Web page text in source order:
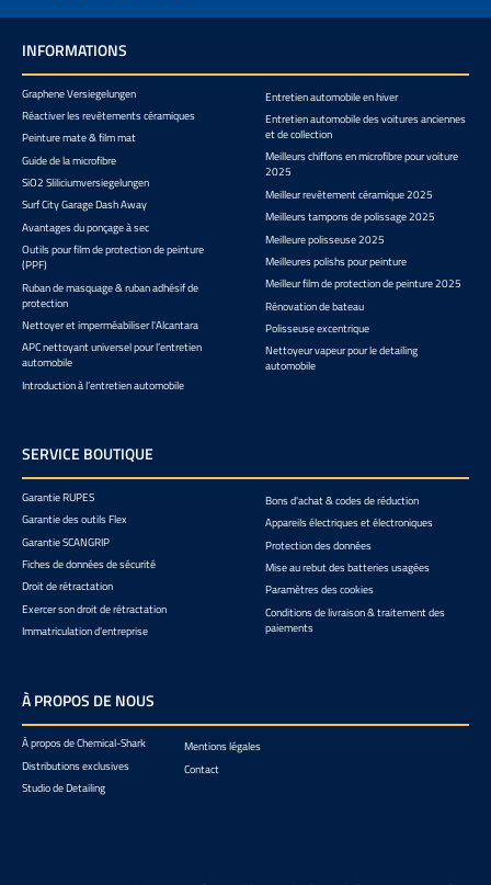
INFORMATIONS
Graphene Versiegelungen
Réactiver les revêtements céramiques
Peinture mate & film mat
Guide de la microfibre
SiO2 Sliliciumversiegelungen
Surf City Garage Dash Away
Avantages du ponçage à sec
Outils pour film de protection de peinture
(PPF)
Ruban de masquage & ruban adhésif de
protection
Nettoyer et imperméabiliser l'Alcantara
APC nettoyant universel pour l’entretien
automobile
Introduction à l’entretien automobile
Entretien automobile en hiver
Entretien automobile des voitures anciennes
et de collection
Meilleurs chiffons en microfibre pour voiture
2025
Meilleur revêtement céramique 2025
Meilleurs tampons de polissage 2025
Meilleure polisseuse 2025
Meilleures polishs pour peinture
Meilleur film de protection de peinture 2025
Rénovation de bateau
Polisseuse excentrique
Nettoyeur vapeur pour le detailing
automobile
SERVICE BOUTIQUE
Garantie RUPES
Garantie des outils Flex
Garantie SCANGRIP
Fiches de données de sécurité
Droit de rétractation
Exercer son droit de rétractation
Immatriculation d'entreprise
Bons d'achat & codes de réduction
Appareils électriques et électroniques
Protection des données
Mise au rebut des batteries usagées
Paramètres des cookies
Conditions de livraison & traitement des
paiements
À PROPOS DE NOUS
À propos de Chemical-Shark
Distributions exclusives
Studio de Detailing
Mentions légales
Contact